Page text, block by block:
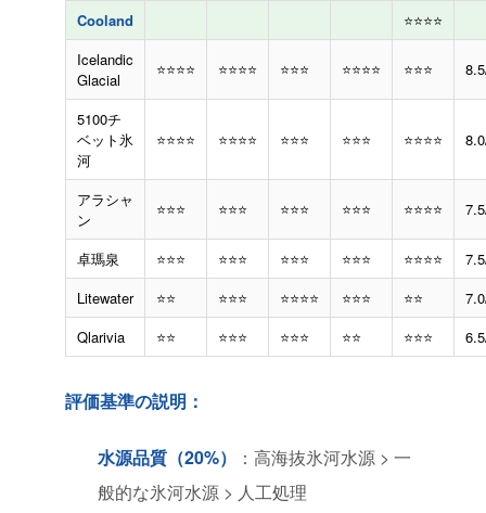
Cooland
⭐⭐⭐⭐
Icelandic
Glacial
⭐⭐⭐⭐ ⭐⭐⭐⭐ ⭐⭐⭐ ⭐⭐⭐⭐ ⭐⭐⭐
5100チ
ベット氷
河
⭐⭐⭐⭐ ⭐⭐⭐⭐ ⭐⭐⭐ ⭐⭐⭐ ⭐⭐⭐⭐
アラシャ
ン
⭐⭐⭐ ⭐⭐⭐ ⭐⭐⭐ ⭐⭐⭐ ⭐⭐⭐⭐
卓瑪泉 ⭐⭐⭐ ⭐⭐⭐ ⭐⭐⭐ ⭐⭐⭐ ⭐⭐⭐⭐
Litewater
⭐⭐ ⭐⭐⭐ ⭐⭐⭐⭐ ⭐⭐⭐ ⭐⭐
Qlarivia
⭐⭐ ⭐⭐⭐ ⭐⭐⭐ ⭐⭐ ⭐⭐⭐
評価基準の説明：
水源品質（20%）
：高海抜氷河水源 > 一
般的な氷河水源 > 人工処理